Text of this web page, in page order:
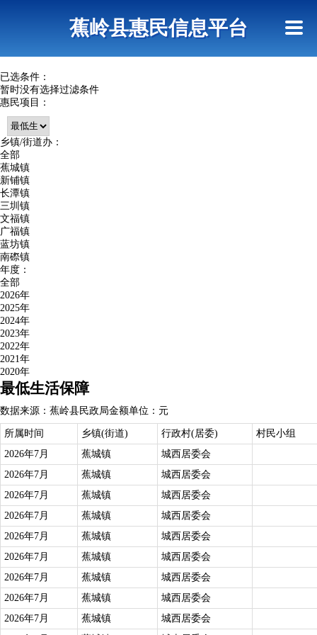
蕉岭县惠民信息平台
已选条件：
暂时没有选择过滤条件
惠民项目：
乡镇/街道办：
全部
蕉城镇
新铺镇
长潭镇
三圳镇
文福镇
广福镇
蓝坊镇
南磜镇
年度：
全部
2026年
2025年
2024年
2023年
2022年
2021年
2020年
最低生活保障
数据来源：蕉岭县民政局金额单位：元
所属时间 乡镇(街道) 行政村(居委)
村民小组
2026年7月
蕉城镇
城西居委会
2026年7月
蕉城镇
城西居委会
2026年7月
蕉城镇
城西居委会
2026年7月
蕉城镇
城西居委会
2026年7月
蕉城镇
城西居委会
2026年7月
蕉城镇
城西居委会
2026年7月
蕉城镇
城西居委会
2026年7月
蕉城镇
城西居委会
2026年7月
蕉城镇
城西居委会